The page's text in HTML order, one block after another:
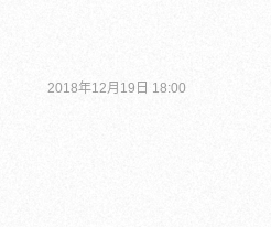
2018年12月19日 18:00